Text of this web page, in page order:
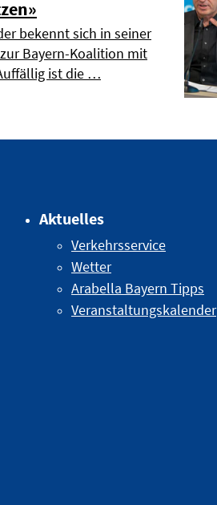
bekennt sich in seiner
Bayern-Koalition mit
ist die …
Aktuelles
Verkehrsservice
Wetter
Arabella Bayern Tipps
Veranstaltungskalender